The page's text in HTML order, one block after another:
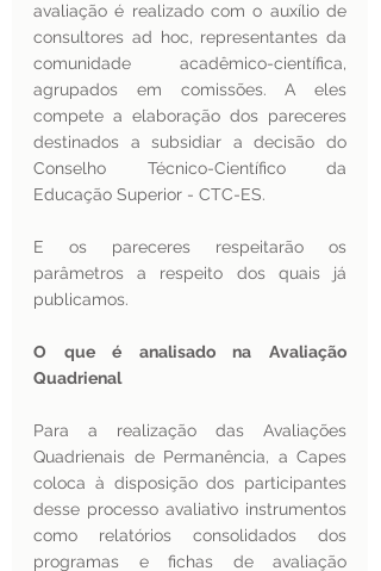
avaliação é realizado com o auxílio de
consultores ad hoc, representantes da
comunidade acadêmico-científica,
agrupados em comissões. A eles
compete a elaboração dos pareceres
destinados a subsidiar a decisão do
Conselho Técnico-Científico da
Educação Superior - CTC-ES.
E os pareceres respeitarão os
parâmetros a respeito dos quais já
publicamos.
O que é analisado na Avaliação
Quadrienal
Para a realização das Avaliações
Quadrienais de Permanência, a Capes
coloca à disposição dos participantes
desse processo avaliativo instrumentos
como relatórios consolidados dos
programas e fichas de avaliação